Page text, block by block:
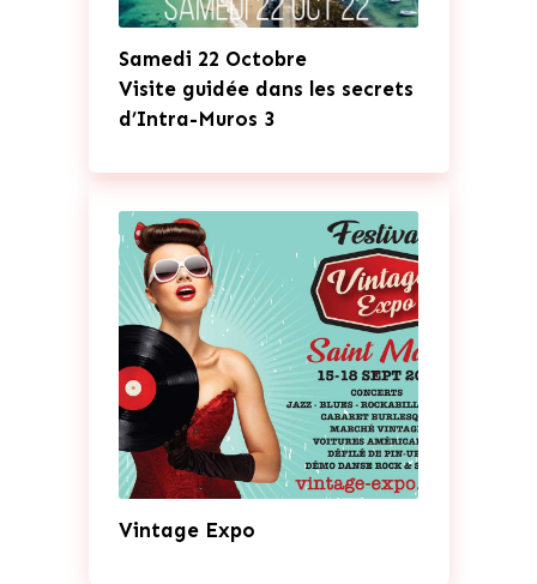
Samedi 22 Octobre
Visite guidée dans les secrets
d’Intra-Muros 3
Vintage Expo